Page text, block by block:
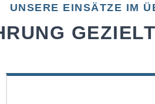
UNSERE EINSÄTZE IM